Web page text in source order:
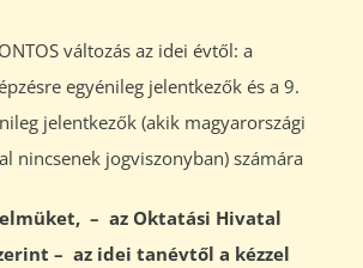
változás az idei évtől: a
egyénileg jelentkezők és a 9.
jelentkezők (akik magyarországi
nincsenek jogviszonyban) számára
– az Oktatási Hivatal
– az idei tanévtől a kézzel